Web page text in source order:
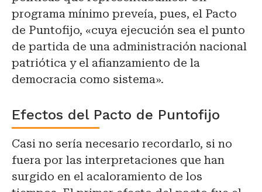
programa mínimo preveía, pues, el Pacto
de Puntofijo, «cuya ejecución sea el punto
de partida de una administración nacional
patriótica y el afianzamiento de la
democracia como sistema».
Efectos del Pacto de Puntofijo
Casi no sería necesario recordarlo, si no
fuera por las interpretaciones que han
surgido en el acaloramiento de los